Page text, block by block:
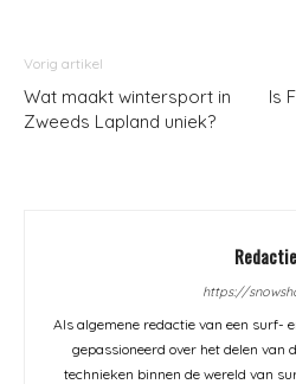
Vorig artikel
Wat maakt wintersport in
Zweeds Lapland uniek?
Is
Redactie
https://
Als algemene redactie van een surf-
gepassioneerd over het delen van
technieken binnen de wereld van